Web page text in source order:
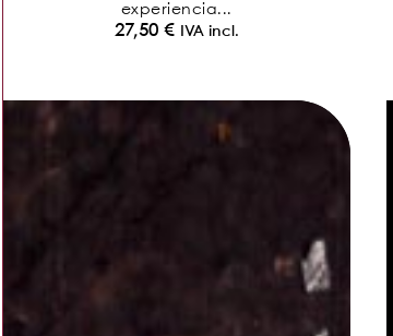
experiencia...
27,50 € IVA incl.